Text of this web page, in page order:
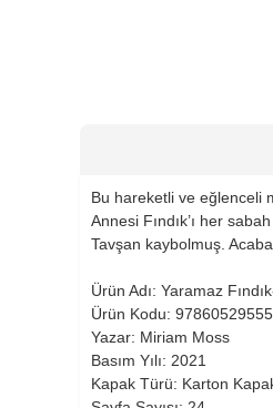
Bu hareketli ve eğlenceli
Annesi Fındık’ı her
Tavşan kaybolmuş.
Ürün Adı: Yaramaz
Ürün Kodu:
Yazar: Miriam Moss
Basım Yılı: 2021
Kapak Türü: Karton